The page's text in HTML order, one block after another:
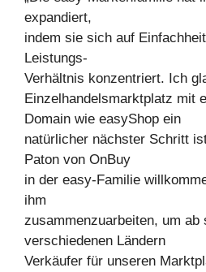
expandiert,
indem sie sich auf
Leistungs-
Verhältnis konzentriert. Ich
Einzelhandelsmarktplatz mit
Domain wie easyShop ein
natürlicher nächster Schritt
Paton von OnBuy
in der easy-Familie
ihm
zusammenzuarbeiten, um ab
verschiedenen Ländern
Verkäufer für unseren